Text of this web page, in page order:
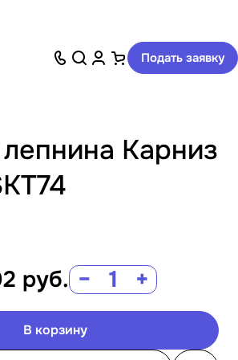
Подать заявку
Карниз
руб. − +
В корзину